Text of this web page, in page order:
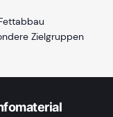
Zielgruppen